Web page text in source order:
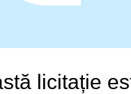
licitație